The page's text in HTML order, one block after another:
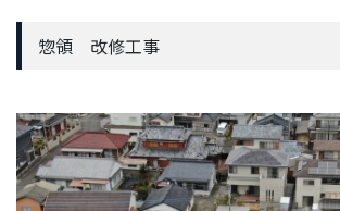
惣領 改修工事